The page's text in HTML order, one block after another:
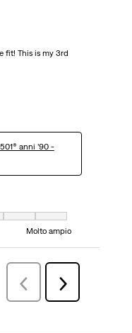
fit! This is my 3rd
anni ’90 -
aderente e 7 è uguale a Molto
Molto ampio
Precedenterecensioni
Successiva
recensioni